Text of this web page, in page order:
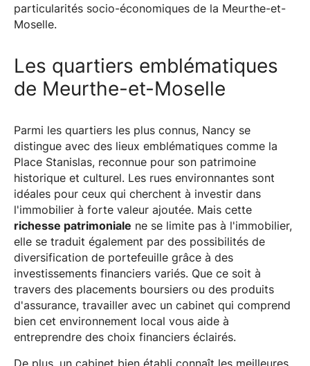
particularités socio-économiques de la Meurthe-et-
Moselle.
Les quartiers emblématiques
de Meurthe-et-Moselle
Parmi les quartiers les plus connus, Nancy se
distingue avec des lieux emblématiques comme la
Place Stanislas, reconnue pour son patrimoine
historique et culturel. Les rues environnantes sont
idéales pour ceux qui cherchent à investir dans
l'immobilier à forte valeur ajoutée. Mais cette
richesse patrimoniale ne se limite pas à l'immobilier,
elle se traduit également par des possibilités de
diversification de portefeuille grâce à des
investissements financiers variés. Que ce soit à
travers des placements boursiers ou des produits
d'assurance, travailler avec un cabinet qui comprend
bien cet environnement local vous aide à
entreprendre des choix financiers éclairés.